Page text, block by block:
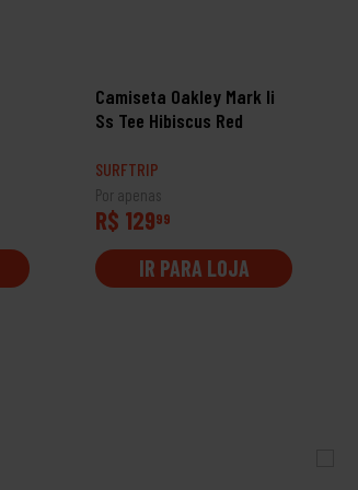
Camiseta Oakley Mark Ii
Ss Tee Hibiscus Red
SURFTRIP
Por apenas
R$ 12999
IR PARA LOJA